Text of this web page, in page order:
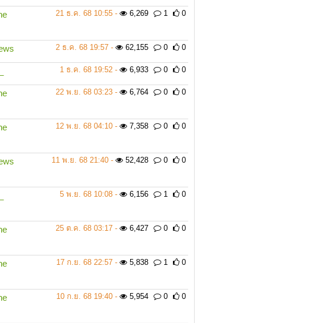
21 ธ.ค. 68 10:55 - 6,269 1 0
2 ธ.ค. 68 19:57 - 62,155 0 0
1 ธ.ค. 68 19:52 - 6,933 0 0
22 พ.ย. 68 03:23 - 6,764 0 0
12 พ.ย. 68 04:10 - 7,358 0 0
11 พ.ย. 68 21:40 - 52,428 0 0
5 พ.ย. 68 10:08 - 6,156 1 0
25 ต.ค. 68 03:17 - 6,427 0 0
17 ก.ย. 68 22:57 - 5,838 1 0
10 ก.ย. 68 19:40 - 5,954 0 0